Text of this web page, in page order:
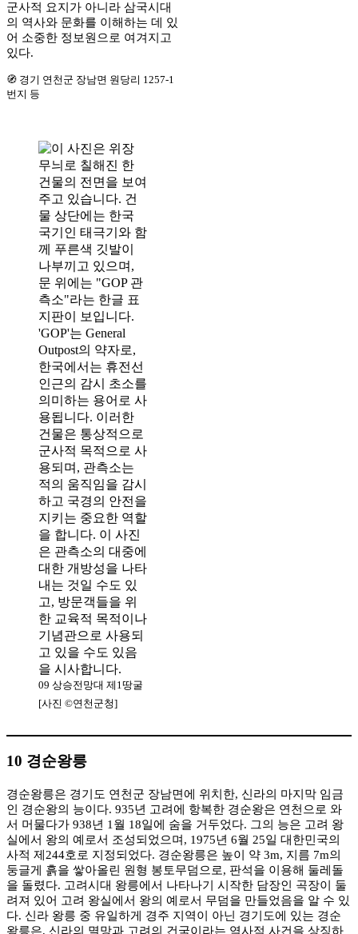
군사적 요지가 아니라 삼국시대
의 역사와 문화를 이해하는 데 있
어 소중한 정보원으로 여겨지고
있다.
🧭 경기 연천군 장남면 원당리 1257-1
번지 등
09 상승전망대 제1땅굴
[사진 ©연천군청]
10 경순왕릉
경순왕릉은 경기도 연천군 장남면에 위치한, 신라의 마지막 임금
인 경순왕의 능이다. 935년 고려에 항복한 경순왕은 연천으로 와
서 머물다가 938년 1월 18일에 숨을 거두었다. 그의 능은 고려 왕
실에서 왕의 예로서 조성되었으며, 1975년 6월 25일 대한민국의
사적 제244호로 지정되었다. 경순왕릉은 높이 약 3m, 지름 7m의
둥글게 흙을 쌓아올린 원형 봉토무덤으로, 판석을 이용해 둘레돌
을 돌렸다. 고려시대 왕릉에서 나타나기 시작한 담장인 곡장이 둘
려져 있어 고려 왕실에서 왕의 예로서 무덤을 만들었음을 알 수 있
다. 신라 왕릉 중 유일하게 경주 지역이 아닌 경기도에 있는 경순
왕릉은, 신라의 멸망과 고려의 건국이라는 역사적 사건을 상징하